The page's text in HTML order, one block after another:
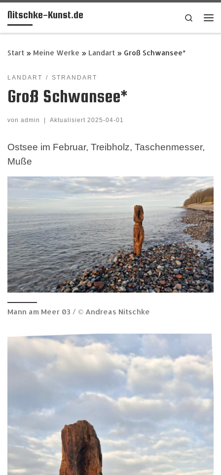
Zum Inhalt springen
Nitschke-Kunst.de
Search
Start » Meine Werke » Landart » Groß Schwansee*
LANDART STRANDART
Groß Schwansee*
von admin | Aktualisiert 2025-04-01
Ostsee im Februar, Treibholz, Taschenmesser,
Muße
Mann am Meer 03 / © Andreas Nitschke